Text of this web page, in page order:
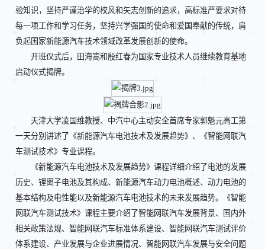
验知识，坚持严谨治学的校风和矢志创新的追求，高标准严要求对待
每一项工作和学习任务，坚持兴学强国的使命和爱国奉献的传统，肩
负起国家新能源汽车技术领域改革发展创新的使命。
开班仪式后，田海嵩和殷红春为国家专业技术人员继续教育基地
启动仪式揭牌。
天津大学凌国维教授、中汽中心主动安全首席专家郭魁元高工第
一天分别讲述了《新能源汽车电池技术及发展趋势》、《智能网联汽
车测试技术》专业课程。
《新能源汽车电池技术及发展趋势》课程详细介绍了电池的发展
历史、锂离子电池及其构成、新能源汽车动力电池概述、动力电池的
基本结构及电性能以及新能源汽车电池技术的未来发展趋势。《智能
网联汽车测试技术》课程主要介绍了智能网联汽车发展背景、国内外
相关政策法规、智能网联汽车标准体系建设、智能网联汽车测试评价
体系建设、产业发展与企业进展情况、智能网联汽车发展与安全问题